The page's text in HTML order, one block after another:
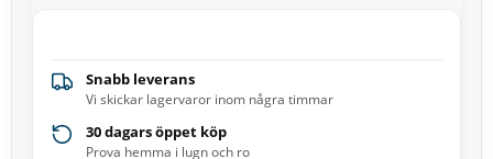
Snabb leverans
Vi skickar lagervaror inom några timmar
30 dagars öppet köp
Prova hemma i lugn och ro